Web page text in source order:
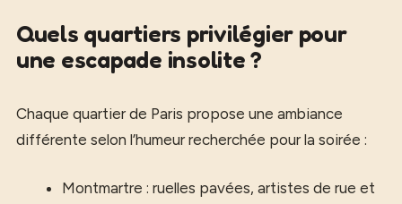
Quels quartiers privilégier pour
une escapade insolite ?
Chaque quartier de Paris propose une ambiance
différente selon l’humeur recherchée pour la soirée :
Montmartre : ruelles pavées, artistes de rue et